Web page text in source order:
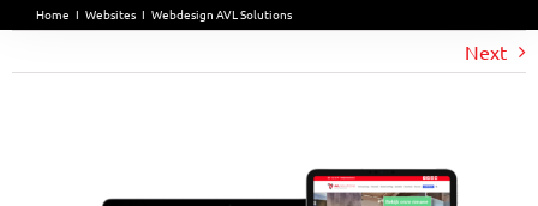
Home I Websites I Webdesign AVL Solutions
Next